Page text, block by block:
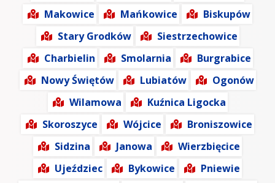
Makowice
Mańkowice
Biskupów
Stary Grodków
Siestrzechowice
Charbielin
Smolarnia
Burgrabice
Nowy Świętów
Lubiatów
Ogonów
Wilamowa
Kuźnica Ligocka
Skoroszyce
Wójcice
Broniszowice
Sidzina
Janowa
Wierzbięcice
Ujeździec
Bykowice
Pniewie